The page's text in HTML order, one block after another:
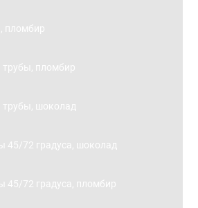
пломбир
трубы, пломбир
трубы, шоколад
45/72 градуса, шоколад
45/72 градуса, пломбир